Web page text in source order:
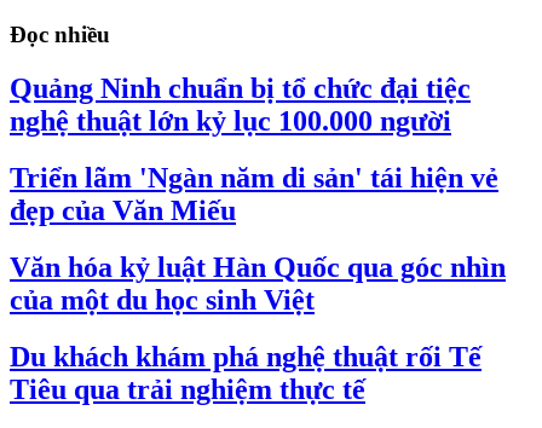
Đọc nhiều
Quảng Ninh chuẩn bị tổ chức đại tiệc
nghệ thuật lớn kỷ lục 100.000 người
Triển lãm 'Ngàn năm di sản' tái hiện vẻ
đẹp của Văn Miếu
Văn hóa kỷ luật Hàn Quốc qua góc nhìn
của một du học sinh Việt
Du khách khám phá nghệ thuật rối Tế
Tiêu qua trải nghiệm thực tế